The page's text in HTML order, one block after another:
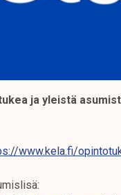
ja yleistä
www.kela.fi/